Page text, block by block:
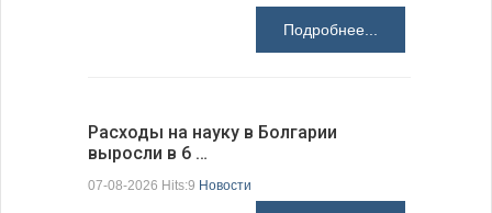
Подробнее...
Расходы на науку в Болгарии
выросли в 6 …
07-08-2026 Hits:9 Новости